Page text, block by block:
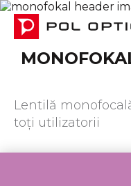
Lentilă
toți utilizatorii